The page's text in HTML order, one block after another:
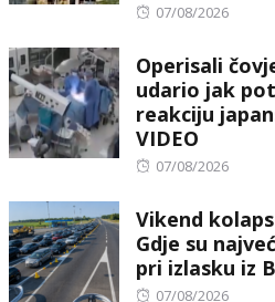
Posted
07/08/2026
Operisali
udario jak
reakciju
VIDEO
Posted
07/08/2026
Vikend
Gdje su
pri izlasku iz
Posted
07/08/2026